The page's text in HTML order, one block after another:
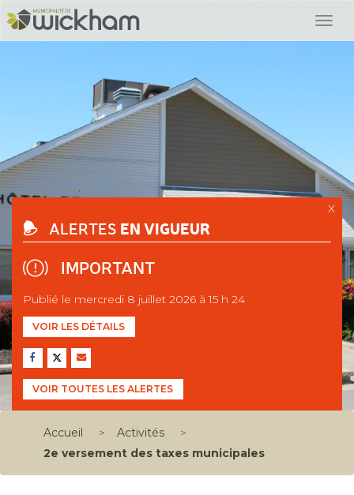
X
ALERTES EN VIGUEUR
IMPORTANT
Publié le mercredi 8 juillet 2026 à 15 h 24
VOIR LES DÉTAILS
VOIR TOUTES LES ALERTES
Accueil > Activités
>
2e versement des taxes municipales